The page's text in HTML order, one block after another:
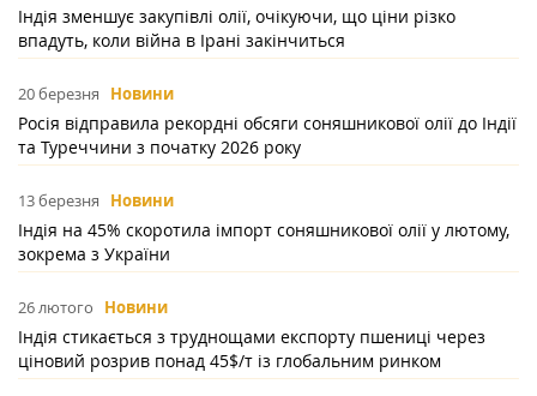
Індія зменшує закупівлі олії, очікуючи, що ціни різко
впадуть, коли війна в Ірані закінчиться
20 березня Новини
Росія відправила рекордні обсяги соняшникової олії до Індії
та Туреччини з початку 2026 року
13 березня Новини
Індія на 45% скоротила імпорт соняшникової олії у лютому,
зокрема з України
26 лютого Новини
Індія стикається з труднощами експорту пшениці через
ціновий розрив понад 45$/т із глобальним ринком